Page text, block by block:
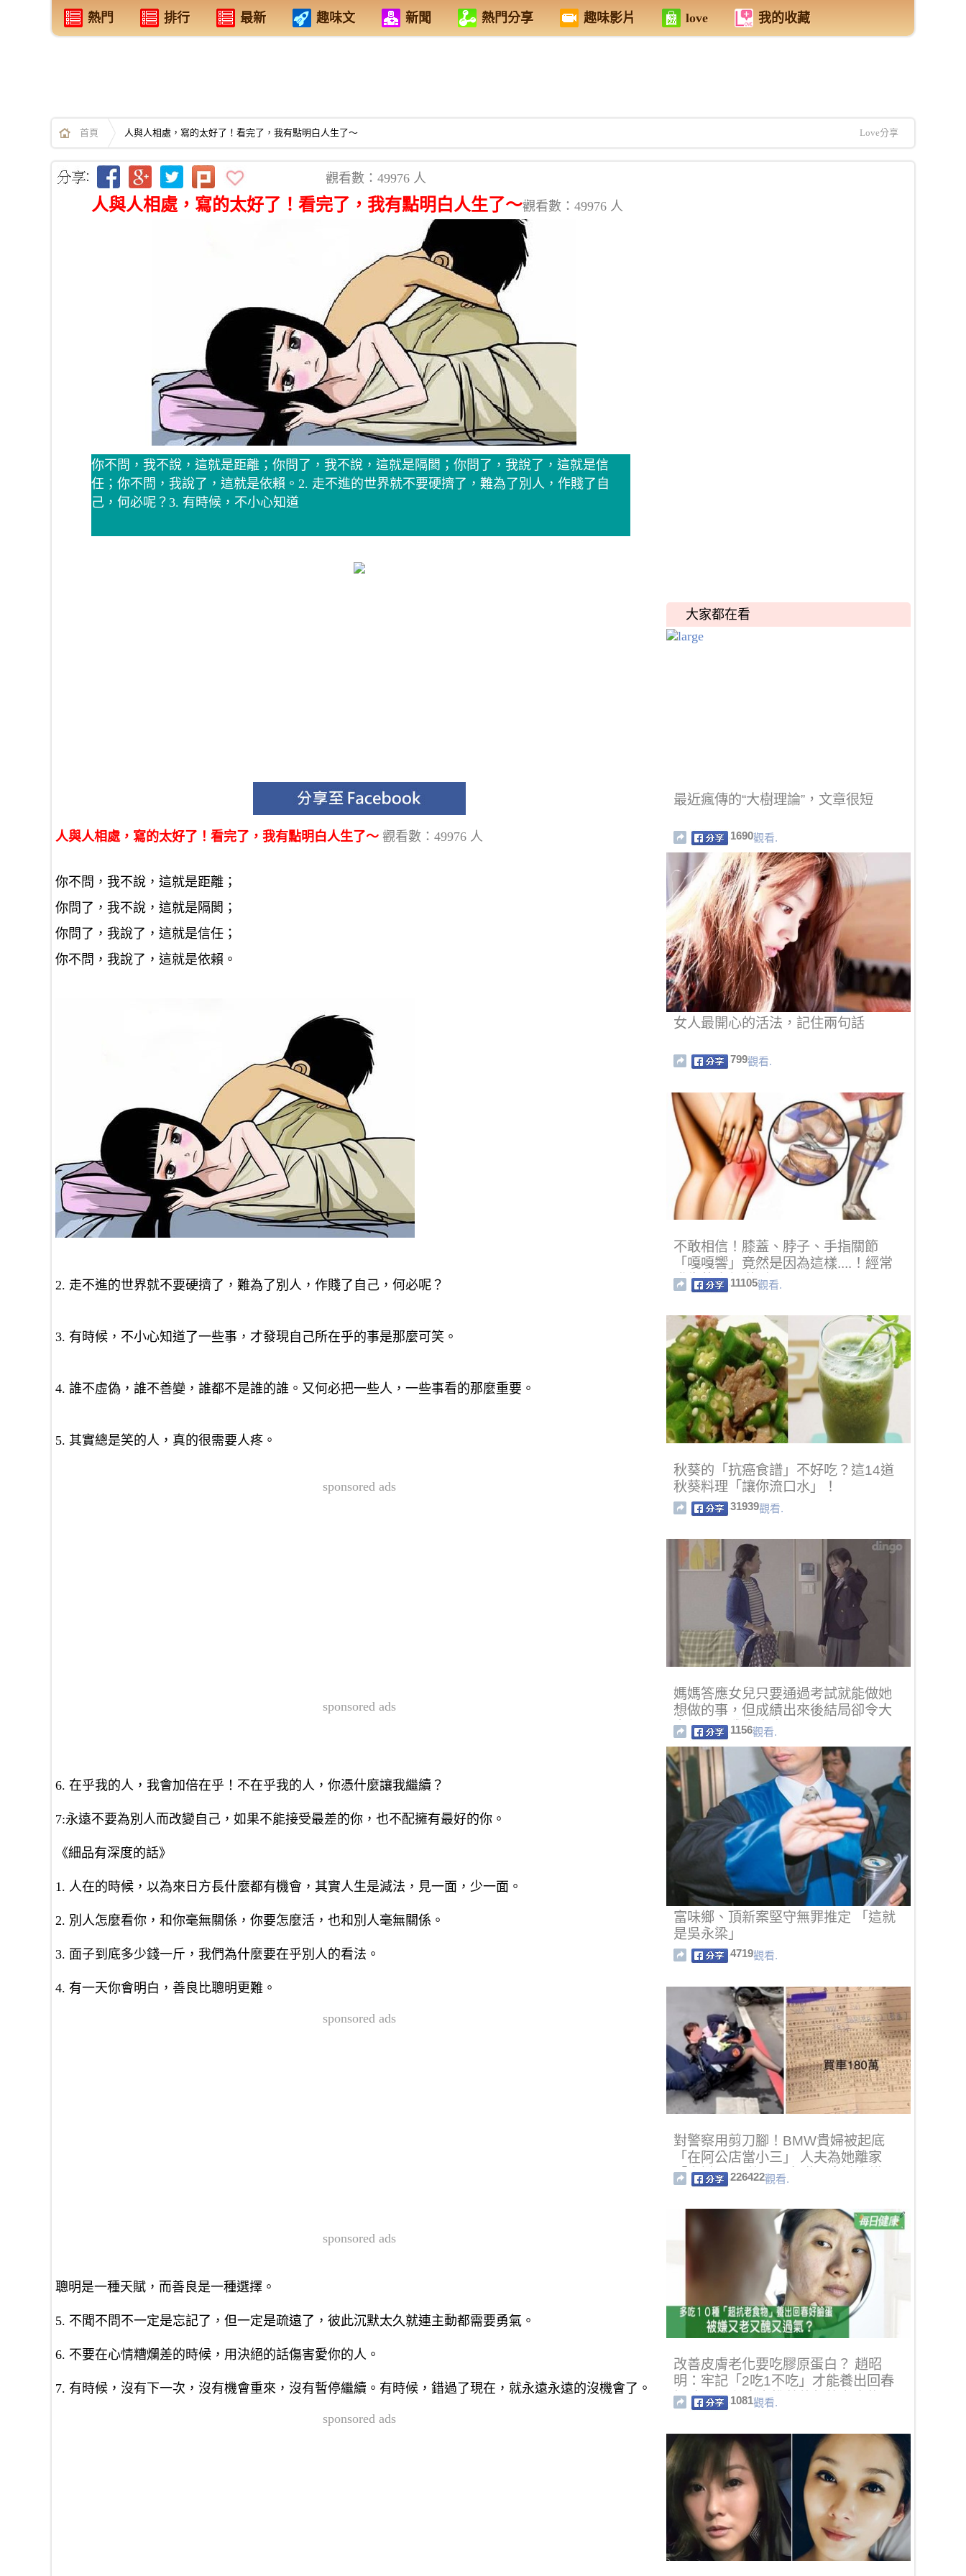
熱門 排行 最新 趣味文 新聞 熱門分享 趣味影片 love 我的收藏
首頁 人與人相處，寫的太好了！看完了，我有點明白人生了～ Love分享
觀看數：49976 人
人與人相處，寫的太好了！看完了，我有點明白人生了～觀看數：49976 人
你不問，我不說，這就是距離；你問了，我不說，這就是隔閡；你問了，我說了，這就是信
任；你不問，我說了，這就是依賴。2. 走不進的世界就不要硬擠了，難為了別人，作賤了自
己，何必呢？3. 有時候，不小心知道
人與人相處，寫的太好了！看完了，我有點明白人生了～ 觀看數：49976 人
你不問，我不說，這就是距離；
你問了，我不說，這就是隔閡；
你問了，我說了，這就是信任；
你不問，我說了，這就是依賴。
2. 走不進的世界就不要硬擠了，難為了別人，作賤了自己，何必呢？
3. 有時候，不小心知道了一些事，才發現自己所在乎的事是那麼可笑。
4. 誰不虛偽，誰不善變，誰都不是誰的誰。又何必把一些人，一些事看的那麼重要。
5. 其實總是笑的人，真的很需要人疼。
sponsored ads
sponsored ads
6. 在乎我的人，我會加倍在乎！不在乎我的人，你憑什麼讓我繼續？
7:永遠不要為別人而改變自己，如果不能接受最差的你，也不配擁有最好的你。
《細品有深度的話》
1. 人在的時候，以為來日方長什麼都有機會，其實人生是減法，見一面，少一面。
2. 別人怎麼看你，和你毫無關係，你要怎麼活，也和別人毫無關係。
3. 面子到底多少錢一斤，我們為什麼要在乎別人的看法。
4. 有一天你會明白，善良比聰明更難。
sponsored ads
sponsored ads
聰明是一種天賦，而善良是一種選擇。
5. 不聞不問不一定是忘記了，但一定是疏遠了，彼此沉默太久就連主動都需要勇氣。
6. 不要在心情糟爛差的時候，用決絕的話傷害愛你的人。
7. 有時候，沒有下一次，沒有機會重來，沒有暫停繼續。有時候，錯過了現在，就永遠永遠的沒機會了。
sponsored ads
大家都在看
最近瘋傳的“大樹理論”，文章很短
1690觀看.
女人最開心的活法，記住兩句話
799觀看.
不敢相信！膝蓋、脖子、手指關節
「嘎嘎響」竟然是因為這樣....！經常
發生的人都嚇到了！
11105觀看.
秋葵的「抗癌食譜」不好吃？這14道
秋葵料理「讓你流口水」！
31939觀看.
媽媽答應女兒只要通過考試就能做她
想做的事，但成績出來後結局卻令大
家都冒起雞皮疙瘩…
1156觀看.
富味鄉、頂新案堅守無罪推定 「這就
是吳永梁」
4719觀看.
對警察用剪刀腳！BMW貴婦被起底
「在阿公店當小三」 人夫為她離家
「豪撒4200萬」子女嘆：拿她沒轍
226422觀看.
改善皮膚老化要吃膠原蛋白？ 趙昭
明：牢記「2吃1不吃」才能養出回春
好臉蛋10種專家推薦的超抗老食物
1081觀看.